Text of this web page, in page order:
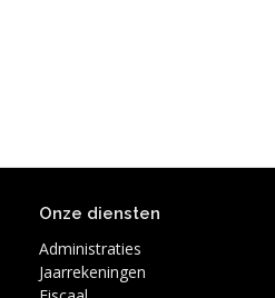
Onze diensten
Administraties
Jaarrekeningen